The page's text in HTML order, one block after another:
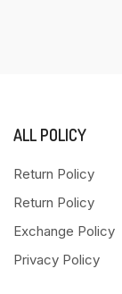
ALL POLICY
Return Policy
Return Policy
Exchange Policy
Privacy Policy